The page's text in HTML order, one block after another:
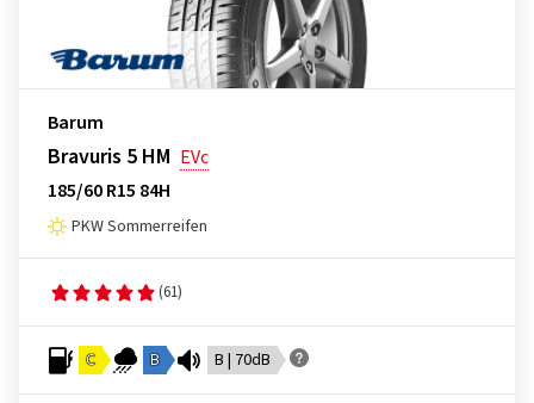
Barum
Bravuris 5 HM EVc
185/60 R15 84H
PKW Sommerreifen
(61)
C B B | 70dB